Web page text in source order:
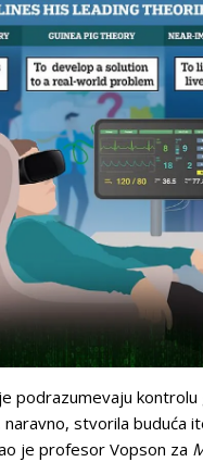
podrazumevaju kontrolu
stvorila buduća
je profesor Vopson za